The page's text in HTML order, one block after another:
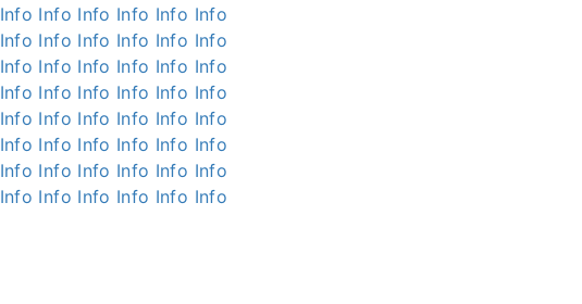
Info Info Info Info Info Info
Info Info Info Info Info Info
Info Info Info Info Info Info
Info Info Info Info Info Info
Info Info Info Info Info Info
Info Info Info Info Info Info
Info Info Info Info Info Info
Info Info Info Info Info Info